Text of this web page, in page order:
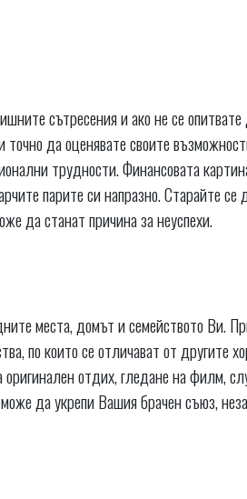
сътресения и ако не се
да оценявате своите
трудности. Финансовата
парите си напразно. Старайте се
да станат причина за неуспехи.
места, домът и семейството Ви.
по които се отличават от другите
отдих, гледане на филм,
да укрепи Вашия брачен съюз,